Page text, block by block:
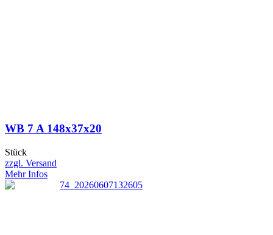
WB 7 A 148x37x20
Stück
zzgl. Versand
Mehr Infos